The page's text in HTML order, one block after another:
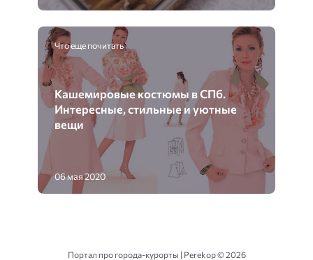
Что еще почитать
Кашемировые костюмы в СПб.
Интересные, стильные и уютные
вещи
06 мая 2020
Портал про города-курорты | Perekop ©2026